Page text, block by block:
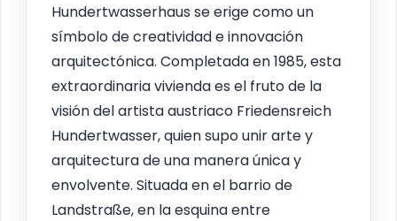
Hundertwasserhaus se erige como un
símbolo de creatividad e innovación
arquitectónica. Completada en 1985, esta
extraordinaria vivienda es el fruto de la
visión del artista austriaco Friedensreich
Hundertwasser, quien supo unir arte y
arquitectura de una manera única y
envolvente. Situada en el barrio de
Landstraße, en la esquina entre